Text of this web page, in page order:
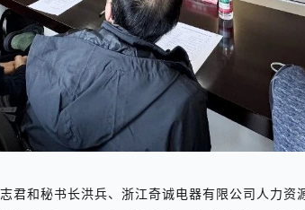
君和秘书长洪兵、浙江奇诚电器有限公司人力资